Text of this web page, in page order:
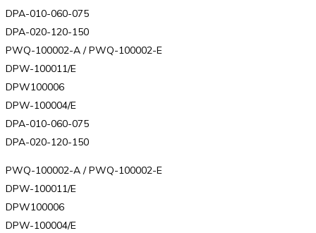
DPA-010-060-075
DPA-020-120-150
PWQ-100002-A / PWQ-100002-E
DPW-100011/E
DPW100006
DPW-100004/E
DPA-010-060-075
DPA-020-120-150
PWQ-100002-A / PWQ-100002-E
DPW-100011/E
DPW100006
DPW-100004/E